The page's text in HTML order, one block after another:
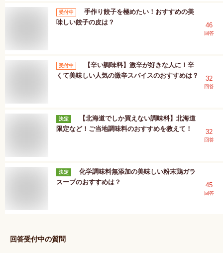
受付中
手作り餃子を極めたい！おすすめの美
味しい餃子の皮は？
46
回答
受付中
【辛い調味料】激辛が好きな人に！辛
くて美味しい人気の激辛スパイスのおすすめは？
32
回答
決定
【北海道でしか買えない調味料】北海道
限定など！ご当地調味料のおすすめを教えて！
32
回答
決定
化学調味料無添加の美味しい粉末鶏ガラ
スープのおすすめは？
45
回答
回答受付中の質問